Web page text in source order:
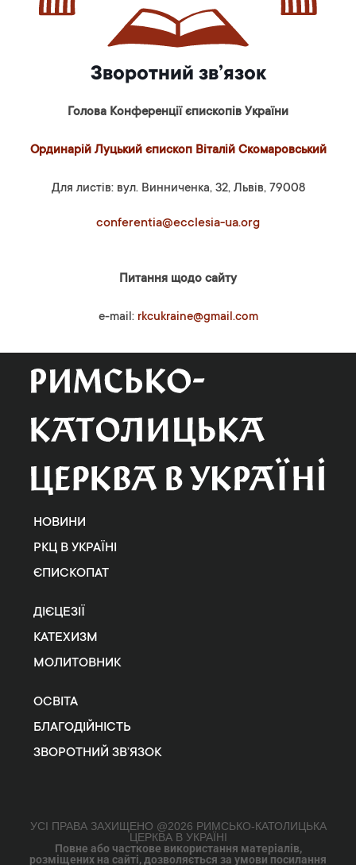
Зворотний зв’язок
Голова Конференції єпископів України
Ординарій Луцький єпископ Віталій Скомаровський
Для листів: вул. Винниченка, 32, Львів, 79008
conferentia@ecclesia-ua.org
Питання щодо сайту
e-mail: rkcukraine@gmail.com
НОВИНИ
РКЦ В УКРАЇНІ
ЄПИСКОПАТ
ДІЄЦЕЗІЇ
КАТЕХИЗМ
МОЛИТОВНИК
ОСВІТА
БЛАГОДІЙНІСТЬ
ЗВОРОТНИЙ ЗВ’ЯЗОК
УСІ ПРАВА ЗАХИЩЕНО @2026 РИМСЬКО-КАТОЛИЦЬКА
ЦЕРКВА В УКРАЇНІ
Повне або часткове використання матеріалів,
розміщених на сайті, дозволяється за умови посилання